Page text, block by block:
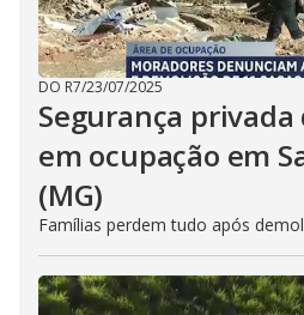
DO R7/23/07/2025
Segurança
em ocupação em
(MG)
Famílias perdem tudo após